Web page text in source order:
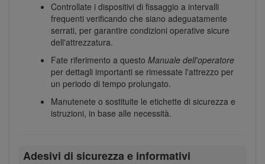
Controllate i dispositivi di fissaggio a intervalli
frequenti verificando che siano adeguatamente
serrati, per garantire condizioni operative sicure
dell'attrezzatura.
Fate riferimento a questo Manuale dell'operatore
per dettagli importanti se rimessate l'attrezzo per
un periodo di tempo prolungato.
Manutenete o sostituite le etichette di sicurezza e
istruzioni, in base alle necessità.
Adesivi di sicurezza e informativi